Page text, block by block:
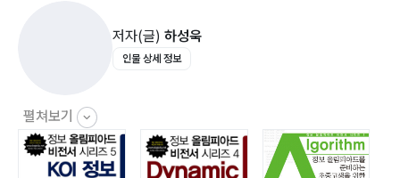
Part4 Network Flow
Lesson 1 Network Flow
Lesson 3 Edmonds-Karp
Lesson 4 Biparite Matching
Lesson 5 UVA259 소프트웨어 할당
저자(글) 하성욱
인물 상세 정보
펼쳐보기